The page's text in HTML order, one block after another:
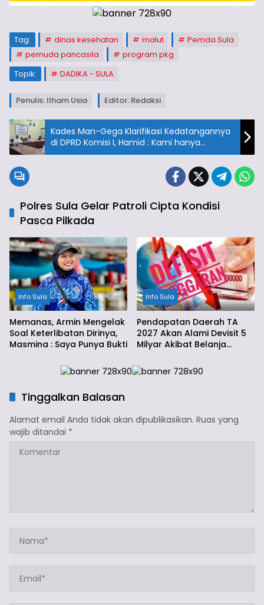
Tag: dinas kesehatan malut
Pemda Sula
pemuda pancasila
program pkg
Topik:
DADIKA - SULA
Penulis: Ilham Usia Editor: Redaksi
Kades Man-Gega Klarifikasi Kedatangannya
di DPRD Komisi I, Hamid : Kami hanya
bincang biasa
Polres Sula Gelar Patroli Cipta Kondisi
Pasca Pilkada
Info Sula
Memanas, Armin Mengelak
Soal Keterlibatan Dirinya,
Masmina : Saya Punya Bukti
Info Sula
Pendapatan Daerah TA
2027 Akan Alami Devisit 5
Milyar Akibat Belanja
Tinggalkan Balasan
Alamat email Anda tidak akan dipublikasikan. Ruas yang
wajib ditandai *